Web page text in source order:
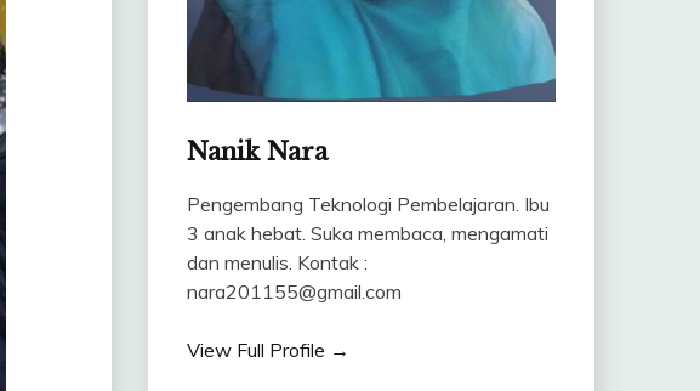
Nanik Nara
Pengembang Teknologi Pembelajaran. Ibu
3 anak hebat. Suka membaca, mengamati
dan menulis. Kontak :
nara201155@gmail.com
View Full Profile →